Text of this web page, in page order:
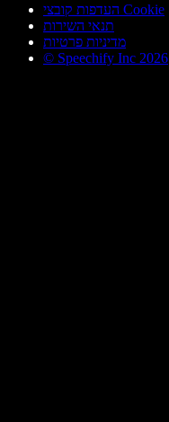
העדפות קובצי Cookie
תנאי השירות
מדיניות פרטיות
© Speechify Inc 2026